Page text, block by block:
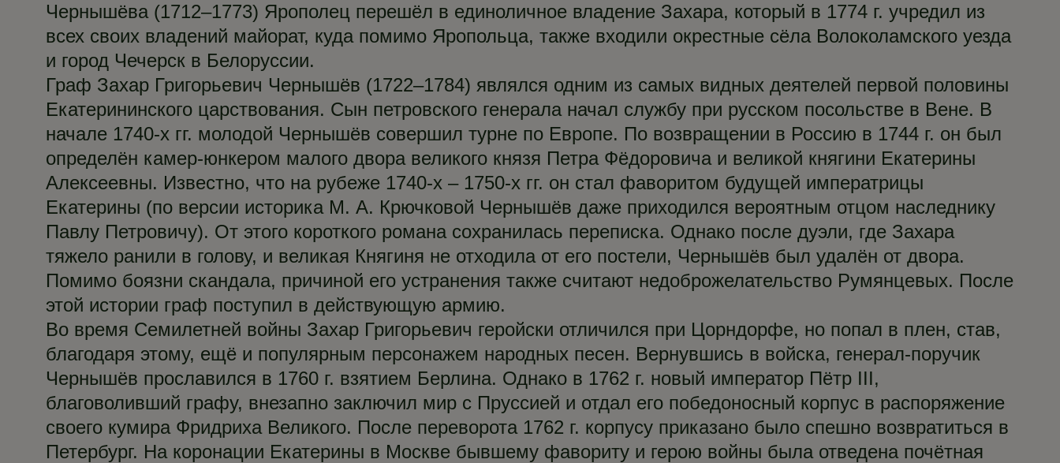
Чернышёва (1712–1773) Ярополец перешёл в единоличное владение Захара, который в 1774 г. учредил из
всех своих владений майорат, куда помимо Яропольца, также входили окрестные сёла Волоколамского уезда
и город Чечерск в Белоруссии.
Граф Захар Григорьевич Чернышёв (1722–1784) являлся одним из самых видных деятелей первой половины
Екатерининского царствования. Сын петровского генерала начал службу при русском посольстве в Вене. В
начале 1740‑х гг. молодой Чернышёв совершил турне по Европе. По возвращении в Россию в 1744 г. он был
определён камер-юнкером малого двора великого князя Петра Фёдоровича и великой княгини Екатерины
Алексеевны. Известно, что на рубеже 1740-х – 1750-х гг. он стал фаворитом будущей императрицы
Екатерины (по версии историка М. А. Крючковой Чернышёв даже приходился вероятным отцом наследнику
Павлу Петровичу). От этого короткого романа сохранилась переписка. Однако после дуэли, где Захара
тяжело ранили в голову, и великая Княгиня не отходила от его постели, Чернышёв был удалён от двора.
Помимо боязни скандала, причиной его устранения также считают недоброжелательство Румянцевых. После
этой истории граф поступил в действующую армию.
Во время Семилетней войны Захар Григорьевич геройски отличился при Цорндорфе, но попал в плен, став,
благодаря этому, ещё и популярным персонажем народных песен. Вернувшись в войска, генерал-поручик
Чернышёв прославился в 1760 г. взятием Берлина. Однако в 1762 г. новый император Пётр III,
благоволивший графу, внезапно заключил мир с Пруссией и отдал его победоносный корпус в распоряжение
своего кумира Фридриха Великого. После переворота 1762 г. корпусу приказано было спешно возвратиться в
Петербург. На коронации Екатерины в Москве бывшему фавориту и герою войны была отведена почётная